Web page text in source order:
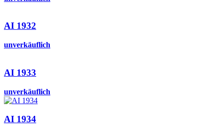
AI 1932
unverkäuflich
AI 1933
unverkäuflich
AI 1934